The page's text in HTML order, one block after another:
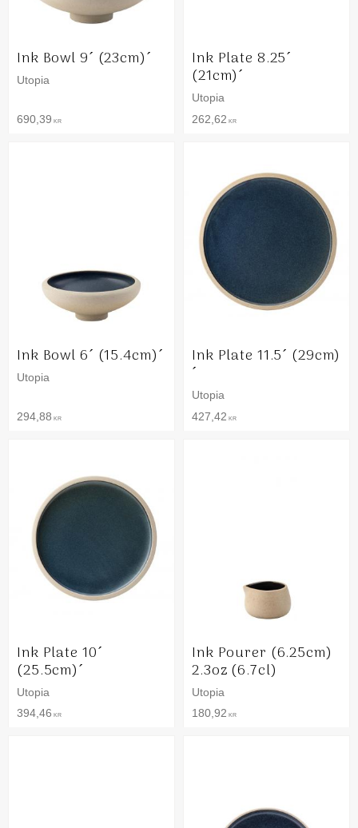
Ink Bowl 9´ (23cm)´
Utopia
690,39 KR
Ink Plate 8.25´
(21cm)´
Utopia
262,62 KR
Ink Bowl 6´ (15.4cm)´
Utopia
294,88 KR
Ink Plate 11.5´ (29cm)
´
Utopia
427,42 KR
Ink Plate 10´
(25.5cm)´
Utopia
394,46 KR
Ink Pourer (6.25cm)
2.3oz (6.7cl)
Utopia
180,92 KR